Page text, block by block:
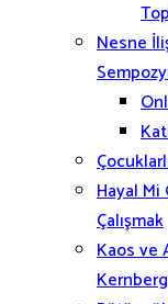
Nesne
Hayal
Çalışmak
Kaos ve